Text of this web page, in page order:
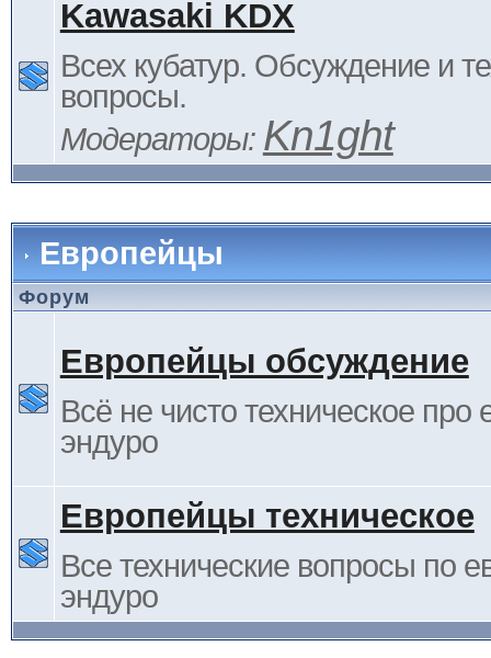
Kawasaki KDX
Всех кубатур. Обсуждение и
вопросы.
Модераторы: Kn1ght
Европейцы
Форум
Европейцы обсуждение
Всё не чисто техническое про
эндуро
Европейцы техническое
Все технические вопросы по
эндуро